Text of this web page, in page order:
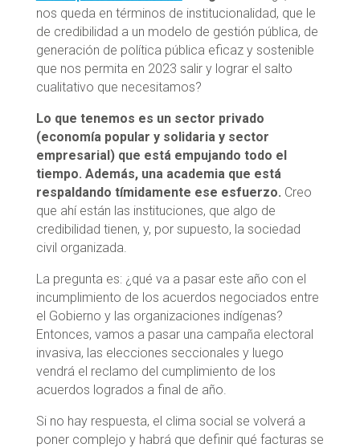
nos queda en términos de institucionalidad, que le
de credibilidad a un modelo de gestión pública, de
generación de política pública eficaz y sostenible
que nos permita en 2023 salir y lograr el salto
cualitativo que necesitamos?
Lo que tenemos es un sector privado
(economía popular y solidaria y sector
empresarial) que está empujando todo el
tiempo. Además, una academia que está
respaldando tímidamente ese esfuerzo. Creo
que ahí están las instituciones, que algo de
credibilidad tienen, y, por supuesto, la sociedad
civil organizada.
La pregunta es: ¿qué va a pasar este año con el
incumplimiento de los acuerdos negociados entre
el Gobierno y las organizaciones indígenas?
Entonces, vamos a pasar una campaña electoral
invasiva, las elecciones seccionales y luego
vendrá el reclamo del cumplimiento de los
acuerdos logrados a final de año.
Si no hay respuesta, el clima social se volverá a
poner complejo y habrá que definir qué facturas se